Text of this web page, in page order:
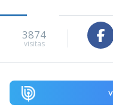
3874
visitas